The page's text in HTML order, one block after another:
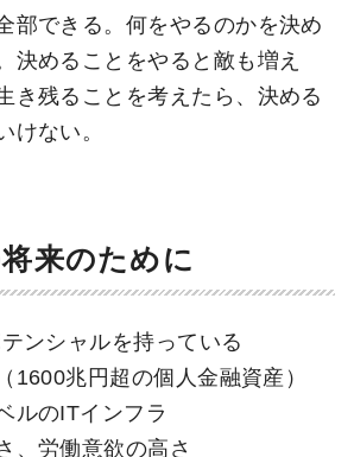
部できる。何をやるのかを決め
決めることをやると敵も増え
き残ることを考えたら、決める
けない。
来のために
ンシャルを持っている
1600兆円超の個人金融資産）
ルのITインフラ
、労働意欲の高さ